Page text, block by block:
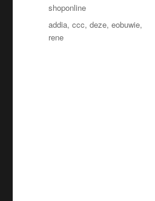
Kategorie
shoponline
Tagi
addia,ccc,deze,eobuwie,
rene